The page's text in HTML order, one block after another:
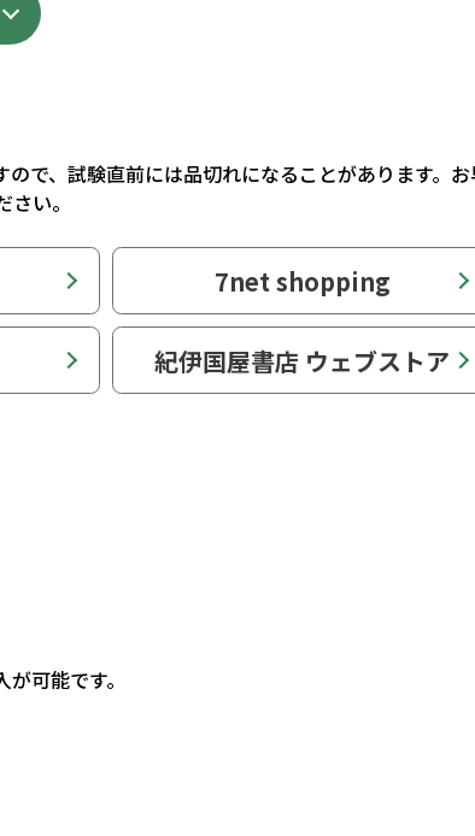
で、試験直前には品切れになることがあります。
い。
7net shopping
紀伊国屋書店 ウェブストア
可能です。